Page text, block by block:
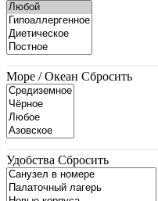
Море / Океан Сбросить
Удобства Сбросить